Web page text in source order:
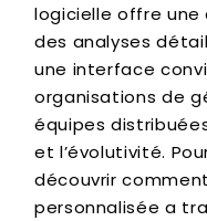
logicielle offre
des analyses
une interface
organisations de
équipes
et l’évolutivité.
découvrir
personnalisée a